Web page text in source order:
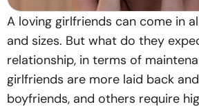
A loving girlfriends can come in
and sizes. But what do they
relationship, in terms of
girlfriends are more laid back
boyfriends, and others require